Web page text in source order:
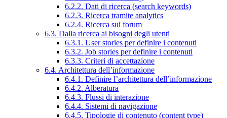
6.2.2. Dati di ricerca (search keywords)
6.2.3. Ricerca tramite analytics
6.2.4. Ricerca sui forum
6.3. Dalla ricerca ai bisogni degli utenti
6.3.1. User stories per definire i contenuti
6.3.2. Job stories per definire i contenuti
6.3.3. Criteri di accettazione
6.4. Architettura dell’informazione
6.4.1. Definire l’architettura dell’informazione
6.4.2. Alberatura
6.4.3. Flussi di interazione
6.4.4. Sistemi di navigazione
6.4.5. Tipologie di contenuto (content type)